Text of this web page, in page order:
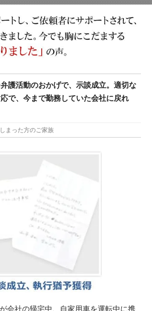
護活動のおかげで、示談成立。適切な
で、今まで勤務していた会社に戻れ
まった方のご家族
会社の帰宅中、自家用車を運転中に携